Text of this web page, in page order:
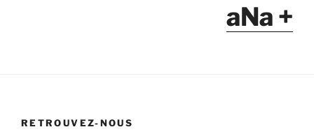
aNa +
RETROUVEZ-NOUS